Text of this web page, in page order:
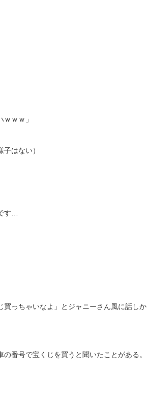
ｗｗ」
はない）
す…
っちゃいなよ」とジャニーさん風に話しか
番号で宝くじを買うと聞いたことがある。